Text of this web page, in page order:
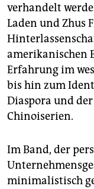
verhandelt
Laden und Zhus
amerikanischen
Erfahrung im
bis hin zum
Diaspora und
Chinoiserien.
Im Band, der
minimalistisch